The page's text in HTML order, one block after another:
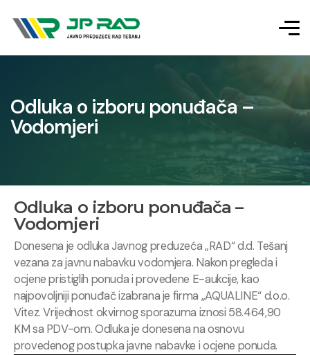
Odluka o izboru ponuđača –
Vodomjeri
Odluka o izboru ponuđača –
Vodomjeri
Donesena je odluka Javnog preduzeća „RAD“ d.d. Tešanj
vezana za javnu nabavku vodomjera. Nakon pregleda i
ocjene pristiglih ponuda i provedene E-aukcije, kao
najpovoljniji ponuđač izabrana je firma „AQUALINE“ d.o.o.
Vitez. Vrijednost okvirnog sporazuma iznosi 58.464,90
KM sa PDV-om. Odluka je donesena na osnovu
provedenog postupka javne nabavke i ocjene ponuda.